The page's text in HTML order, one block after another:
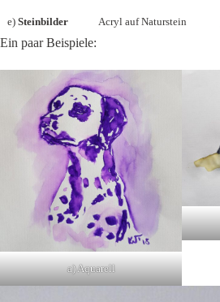
e) Steinbilder Acryl auf Naturstein
Ein paar Beispiele:
a) Aquarell